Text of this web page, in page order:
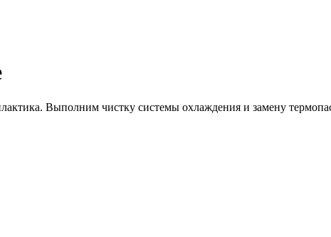
Выполним чистку системы охлаждения и замену